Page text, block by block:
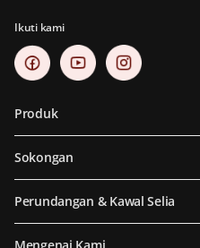
Ikuti kami
Produk
Sokongan
Perundangan & Kawal Selia